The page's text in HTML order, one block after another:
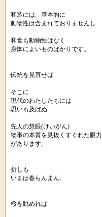
和装には、基本的に
動物性は含まれておりませんし
和食も動物性はなく
身体によいものばかりです。
伝統を見直せば
そこに
現代のわたしたちには
思いも及ばぬ
先人の慧眼(けいがん)
物事の本質を見抜くすぐれた眼力
があります。
折しも
いまは春らんまん。
桜を眺めれば